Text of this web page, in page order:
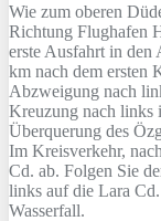
Wie zum oberen
Richtung Flughafen
erste Ausfahrt in
km nach dem ersten
Abzweigung nach
Kreuzung nach links
Überquerung des
Im Kreisverkehr,
Cd. ab. Folgen Sie
links auf die Lara
Wasserfall.